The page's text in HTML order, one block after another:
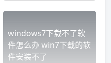
windows7下载不了软
件怎么办 win7下载的软
件安装不了